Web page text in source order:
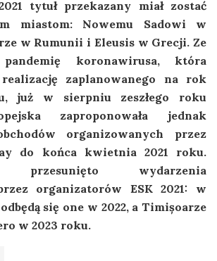
tytuł przekazany miał zostać
miastom: Nowemu Sadowi w
w Rumunii i Eleusis w Grecji. Ze
koronawirusa, która
zaplanowanego na rok
już w sierpniu zeszłego roku
zaproponowała jednak
organizowanych przez
do końca kwietnia 2021 roku.
przesunięto wydarzenia
organizatorów ESK 2021: w
się one w 2022, a Timișoarze
w 2023 roku.